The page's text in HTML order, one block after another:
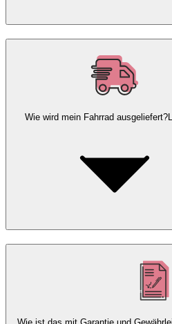
Wie wird mein Fahrrad ausgeliefert?